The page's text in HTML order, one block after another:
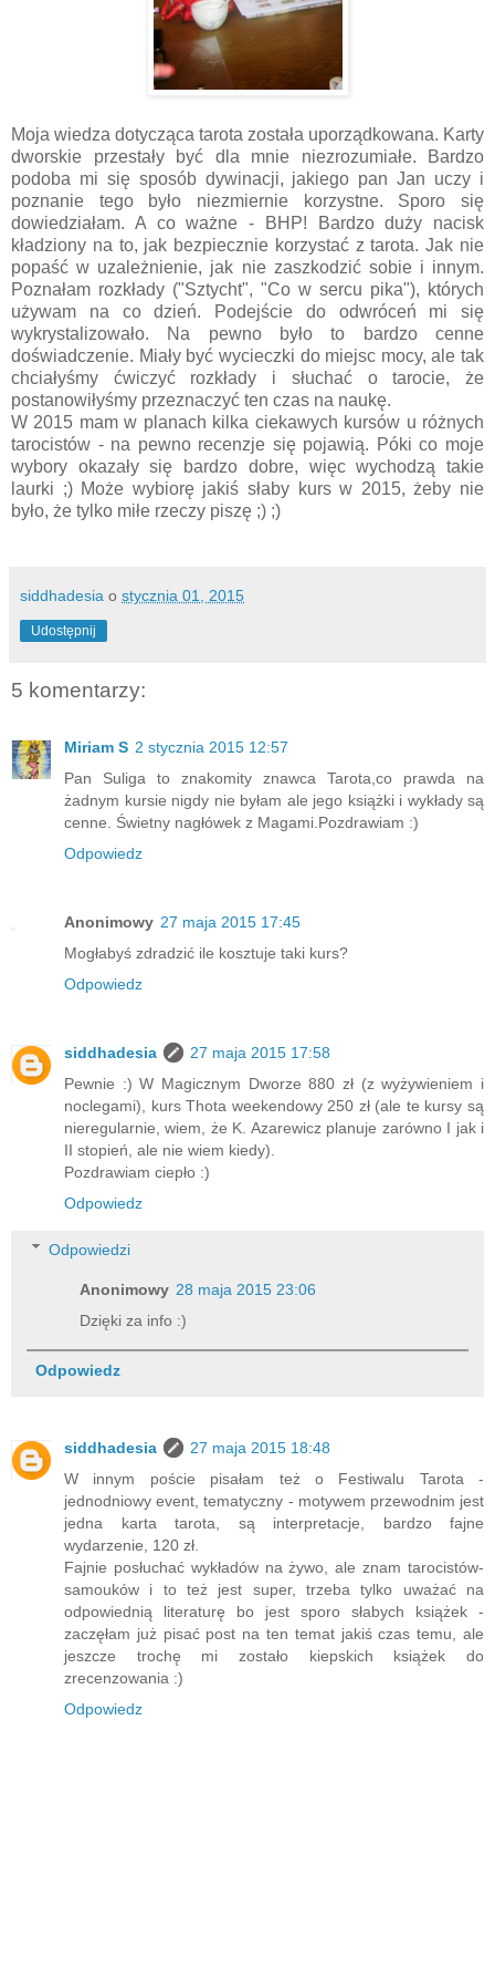
Moja wiedza dotycząca tarota została uporządkowana. Karty
dworskie przestały być dla mnie niezrozumiałe. Bardzo
podoba mi się sposób dywinacji, jakiego pan Jan uczy i
poznanie tego było niezmiernie korzystne. Sporo się
dowiedziałam. A co ważne - BHP! Bardzo duży nacisk
kładziony na to, jak bezpiecznie korzystać z tarota. Jak nie
popaść w uzależnienie, jak nie zaszkodzić sobie i innym.
Poznałam rozkłady ("Sztycht", "Co w sercu pika"), których
używam na co dzień. Podejście do odwróceń mi się
wykrystalizowało. Na pewno było to bardzo cenne
doświadczenie. Miały być wycieczki do miejsc mocy, ale tak
chciałyśmy ćwiczyć rozkłady i słuchać o tarocie, że
postanowiłyśmy przeznaczyć ten czas na naukę.
W 2015 mam w planach kilka ciekawych kursów u różnych
tarocistów - na pewno recenzje się pojawią. Póki co moje
wybory okazały się bardzo dobre, więc wychodzą takie
laurki ;) Może wybiorę jakiś słaby kurs w 2015, żeby nie
było, że tylko miłe rzeczy piszę ;) ;)
siddhadesia o stycznia 01, 2015
Udostępnij
5 komentarzy:
Miriam S 2 stycznia 2015 12:57
Pan Suliga to znakomity znawca Tarota,co prawda na
żadnym kursie nigdy nie byłam ale jego książki i wykłady są
cenne. Świetny nagłówek z Magami.Pozdrawiam :)
Odpowiedz
Anonimowy 27 maja 2015 17:45
Mogłabyś zdradzić ile kosztuje taki kurs?
Odpowiedz
siddhadesia
27 maja 2015 17:58
Pewnie :) W Magicznym Dworze 880 zł (z wyżywieniem i
noclegami), kurs Thota weekendowy 250 zł (ale te kursy są
nieregularnie, wiem, że K. Azarewicz planuje zarówno I jak i
II stopień, ale nie wiem kiedy).
Pozdrawiam ciepło :)
Odpowiedz
Odpowiedzi
Anonimowy 28 maja 2015 23:06
Dzięki za info :)
Odpowiedz
siddhadesia
27 maja 2015 18:48
W innym poście pisałam też o Festiwalu Tarota -
jednodniowy event, tematyczny - motywem przewodnim jest
jedna karta tarota, są interpretacje, bardzo fajne
wydarzenie, 120 zł.
Fajnie posłuchać wykładów na żywo, ale znam tarocistów-
samouków i to też jest super, trzeba tylko uważać na
odpowiednią literaturę bo jest sporo słabych książek -
zaczęłam już pisać post na ten temat jakiś czas temu, ale
jeszcze trochę mi zostało kiepskich książek do
zrecenzowania :)
Odpowiedz